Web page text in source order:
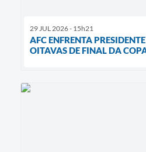
29 JUL 2026 - 15h21
AFC ENFRENTA
OITAVAS DE FINAL DA